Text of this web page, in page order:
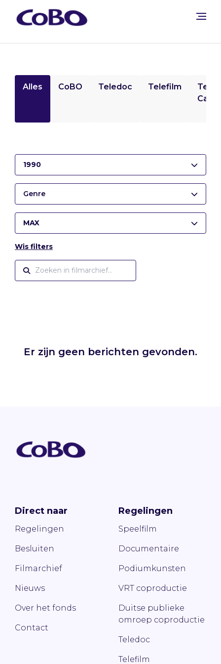
Alles CoBO Teledoc Telefilm
1990
Genre
MAX
Wis filters
Er zijn geen berichten gevonden.
Direct naar
Regelingen
Besluiten
Filmarchief
Nieuws
Over het fonds
Contact
Regelingen
Speelfilm
Documentaire
Podiumkunsten
VRT coproductie
Duitse publieke
omroep coproductie
Teledoc
Telefilm